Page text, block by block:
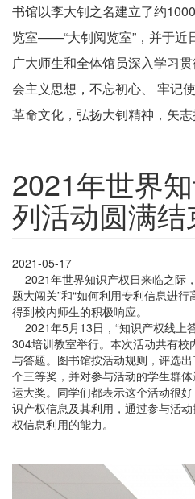
书馆以李大钊之名建立了约
览室——“大钊阅览室”，并于近
广大师生和全体馆员深入学习
会主义思想，不忘初心、 牢记
革命文化，弘扬大钊精神，矢志
2021年世界
列活动圆满结
2021-05-17
2021年世界知识产权日来临之际
题大闯关”和“如何利用专利信息进行
得到校内师生的积极响应。
2021年5月13日，“知识产权线上
304培训教室举行。本次活动共有
与答题。图书馆按活动规则，评选
个三等奖，并对参与活动的学生群
运大奖。同学们都表示这个活动很
识产权信息及其利用，通过参与活
权信息利用的能力。